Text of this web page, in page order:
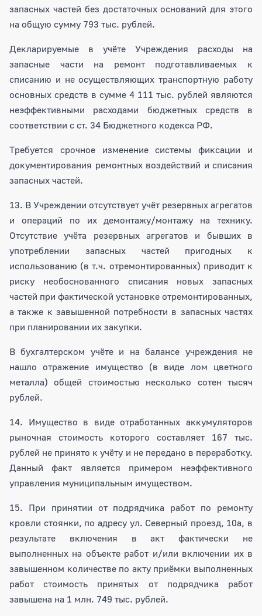
запасных частей без достаточных оснований для этого
на общую сумму 793 тыс. рублей.
Декларируемые в учёте Учреждения расходы на
запасные части на ремонт подготавливаемых к
списанию и не осуществляющих транспортную работу
основных средств в сумме 4 111 тыс. рублей являются
неэффективными расходами бюджетных средств в
соответствии с ст. 34 Бюджетного кодекса РФ.
Требуется срочное изменение системы фиксации и
документирования ремонтных воздействий и списания
запасных частей.
13. В Учреждении отсутствует учёт резервных агрегатов
и операций по их демонтажу/монтажу на технику.
Отсутствие учёта резервных агрегатов и бывших в
употреблении запасных частей пригодных к
использованию (в т.ч. отремонтированных) приводит к
риску необоснованного списания новых запасных
частей при фактической установке отремонтированных,
а также к завышенной потребности в запасных частях
при планировании их закупки.
В бухгалтерском учёте и на балансе учреждения не
нашло отражение имущество (в виде лом цветного
металла) общей стоимостью несколько сотен тысяч
рублей.
14. Имущество в виде отработанных аккумуляторов
рыночная стоимость которого составляет 167 тыс.
рублей не принято к учёту и не передано в переработку.
Данный факт является примером неэффективного
управления муниципальным имуществом.
15. При принятии от подрядчика работ по ремонту
кровли стоянки, по адресу ул. Северный проезд, 10а, в
результате включения в акт фактически не
выполненных на объекте работ и/или включении их в
завышенном количестве по акту приёмки выполненных
работ стоимость принятых от подрядчика работ
завышена на 1 млн. 749 тыс. рублей.